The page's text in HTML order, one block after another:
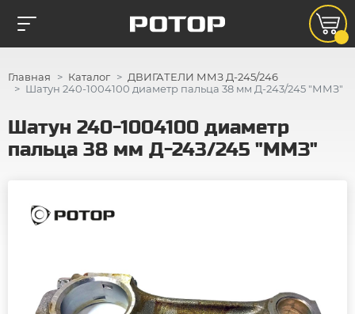
Главная Каталог
ДВИГАТЕЛИ ММЗ Д-245/246
Шатун 240-1004100 диаметр пальца 38 мм Д-243/245 "ММЗ"
Шатун 240-1004100 диаметр
пальца 38 мм Д-243/245 "ММЗ"